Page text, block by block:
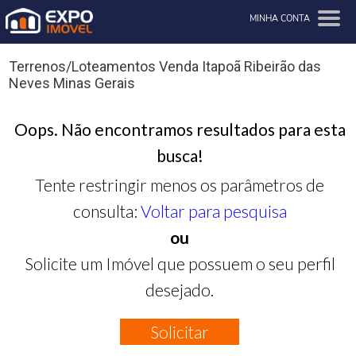
MINHA CONTA
Terrenos/Loteamentos Venda Itapoã Ribeirão das
Neves Minas Gerais
Oops. Não encontramos resultados para esta
busca!
Tente restringir menos os parâmetros de
consulta: Voltar para pesquisa
ou
Solicite um Imóvel que possuem o seu perfil
desejado.
Solicitar